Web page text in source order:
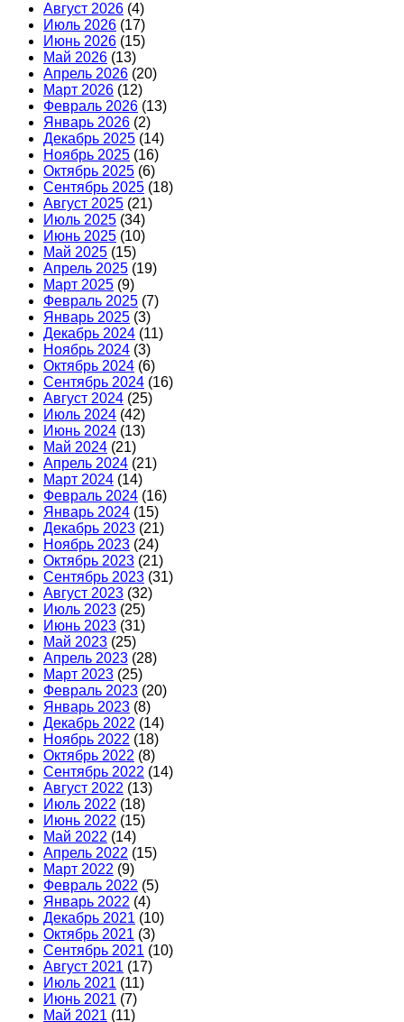
Август 2026 (4)
Июль 2026 (17)
Июнь 2026 (15)
Май 2026 (13)
Апрель 2026 (20)
Март 2026 (12)
Февраль 2026 (13)
Январь 2026 (2)
Декабрь 2025 (14)
Ноябрь 2025 (16)
Октябрь 2025 (6)
Сентябрь 2025 (18)
Август 2025 (21)
Июль 2025 (34)
Июнь 2025 (10)
Май 2025 (15)
Апрель 2025 (19)
Март 2025 (9)
Февраль 2025 (7)
Январь 2025 (3)
Декабрь 2024 (11)
Ноябрь 2024 (3)
Октябрь 2024 (6)
Сентябрь 2024 (16)
Август 2024 (25)
Июль 2024 (42)
Июнь 2024 (13)
Май 2024 (21)
Апрель 2024 (21)
Март 2024 (14)
Февраль 2024 (16)
Январь 2024 (15)
Декабрь 2023 (21)
Ноябрь 2023 (24)
Октябрь 2023 (21)
Сентябрь 2023 (31)
Август 2023 (32)
Июль 2023 (25)
Июнь 2023 (31)
Май 2023 (25)
Апрель 2023 (28)
Март 2023 (25)
Февраль 2023 (20)
Январь 2023 (8)
Декабрь 2022 (14)
Ноябрь 2022 (18)
Октябрь 2022 (8)
Сентябрь 2022 (14)
Август 2022 (13)
Июль 2022 (18)
Июнь 2022 (15)
Май 2022 (14)
Апрель 2022 (15)
Март 2022 (9)
Февраль 2022 (5)
Январь 2022 (4)
Декабрь 2021 (10)
Октябрь 2021 (3)
Сентябрь 2021 (10)
Август 2021 (17)
Июль 2021 (11)
Июнь 2021 (7)
Май 2021 (11)